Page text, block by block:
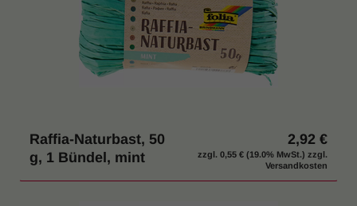
Raffia-Naturbast, 50
g, 1 Bündel, mint
2,92 €
zzgl. 0,55 € (19.0% MwSt.) zzgl.
Versandkosten